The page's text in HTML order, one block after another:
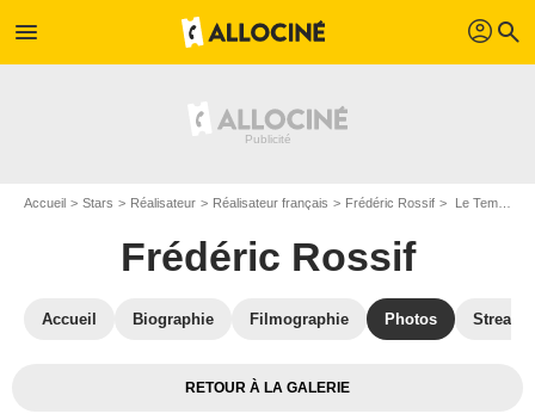
menu profil search
Accueil Stars Réalisateur Réalisateur français Frédéric Rossif Le Temps du ghetto : Photo Frédéric Rossif
Frédéric Rossif
Accueil Biographie Filmographie Photos
RETOUR À LA GALERIE